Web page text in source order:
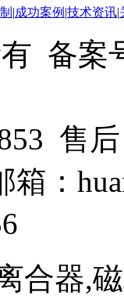
|成功案例 |技术资讯|
备案
售
箱：
合器,